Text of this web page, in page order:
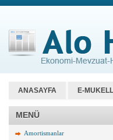
ANASAYFA E-
MENÜ
Amortismanlar